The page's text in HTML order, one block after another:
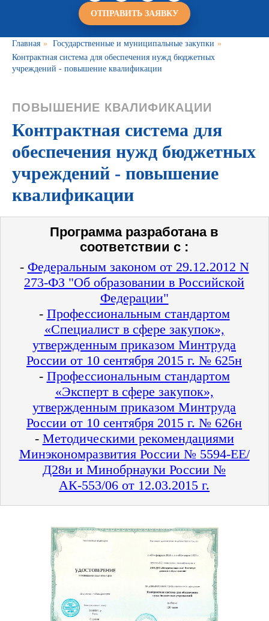
ОТПРАВИТЬ ЗАЯВКУ
Главная » Государственные и муниципальные закупки »
Контрактная система для обеспечения нужд бюджетных
учреждений - повышение квалификации
ПОВЫШЕНИЕ КВАЛИФИКАЦИИ
Контрактная система для
обеспечения нужд бюджетных
учреждений - повышение
квалификации
Программа разработана в
соответствии с :
- Федеральным законом от 29.12.2012 N
273-ФЗ "Об образовании в Российской
Федерации"
- Профессиональным стандартом
«Специалист в сфере закупок»,
утвержденным приказом Минтруда
России от 10 сентября 2015 г. № 625н
- Профессиональным стандартом
«Эксперт в сфере закупок»,
утвержденным приказом Минтруда
России от 10 сентября 2015 г. № 626н
- Методическими рекомендациями
Минэкономразвития России № 5594-ЕЕ/
Д28и и Минобрнауки России №
АК-553/06 от 12.03.2015 г.